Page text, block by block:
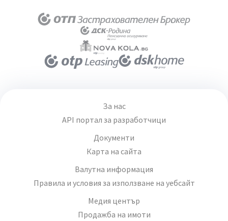
За нас
API портал за разработчици
Документи
Карта на сайта
Валутна информация
Правила и условия за използване на уебсайт
Медия център
Продажба на имоти